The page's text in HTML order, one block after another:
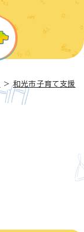
>和光市子育て支援